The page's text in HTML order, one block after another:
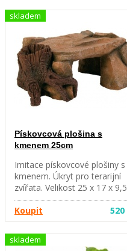
skladem
Pískovcová plošina s
kmenem 25cm
Imitace pískovcové plošiny s
kmenem. Úkryt pro terarijní
zvířata. Velikost 25 x 17 x 9,5
cm. Velikost otvoru 7-8 cm.
Koupit
520
skladem